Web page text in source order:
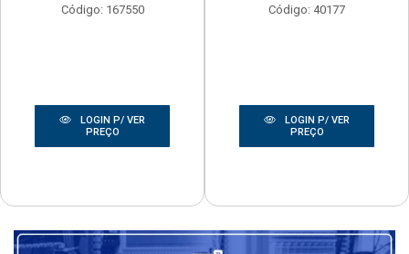
Código: 167550
LOGIN P/ VER
PREÇO
Código: 40177
LOGIN P/ VER
PREÇO